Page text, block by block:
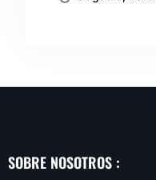
SOBRE NOSOTROS :